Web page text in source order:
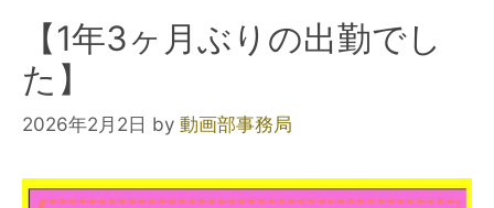
【1年3ヶ月ぶりの出勤でし
た】
2026年2月2日 by 動画部事務局